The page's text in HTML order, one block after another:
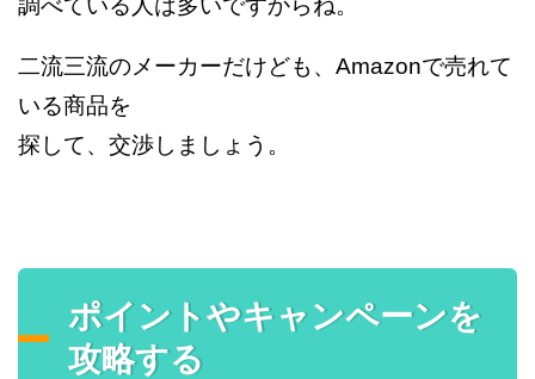
調べている人は多いですからね。
二流三流のメーカーだけども、Amazonで売れて
いる商品を
探して、交渉しましょう。
ポイントやキャンペーンを
攻略する